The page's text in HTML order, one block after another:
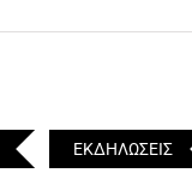
ΕΚΔΗΛΩΣΕΙΣ